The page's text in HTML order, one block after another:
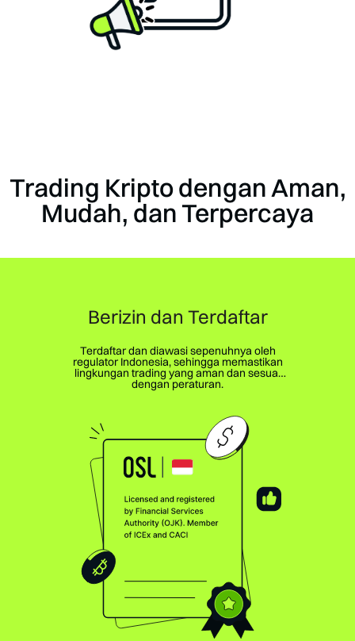
Trading Kripto dengan Aman,
Mudah, dan Terpercaya
Berizin dan Terdaftar
Terdaftar dan diawasi sepenuhnya oleh
regulator Indonesia, sehingga memastikan
lingkungan trading yang aman dan sesuai
dengan peraturan.